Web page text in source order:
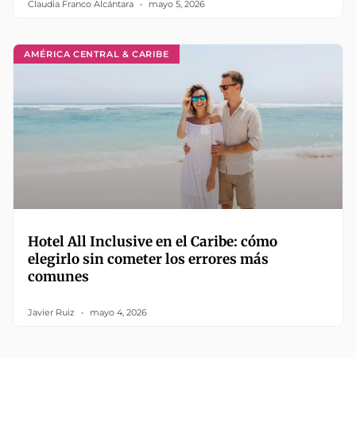
Claudia Franco Alcántara mayo 5, 2026
AMÉRICA CENTRAL & CARIBE
Hotel All Inclusive en el Caribe: cómo
elegirlo sin cometer los errores más
comunes
Javier Ruiz mayo 4, 2026